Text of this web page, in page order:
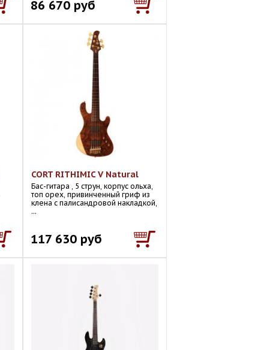
86 670 руб
CORT RITHIMIC V Natural
Бас-гитара , 5 струн, корпус ольха,
топ орех, привинченный гриф из
клена с палисандровой накладкой,
...
117 630 руб